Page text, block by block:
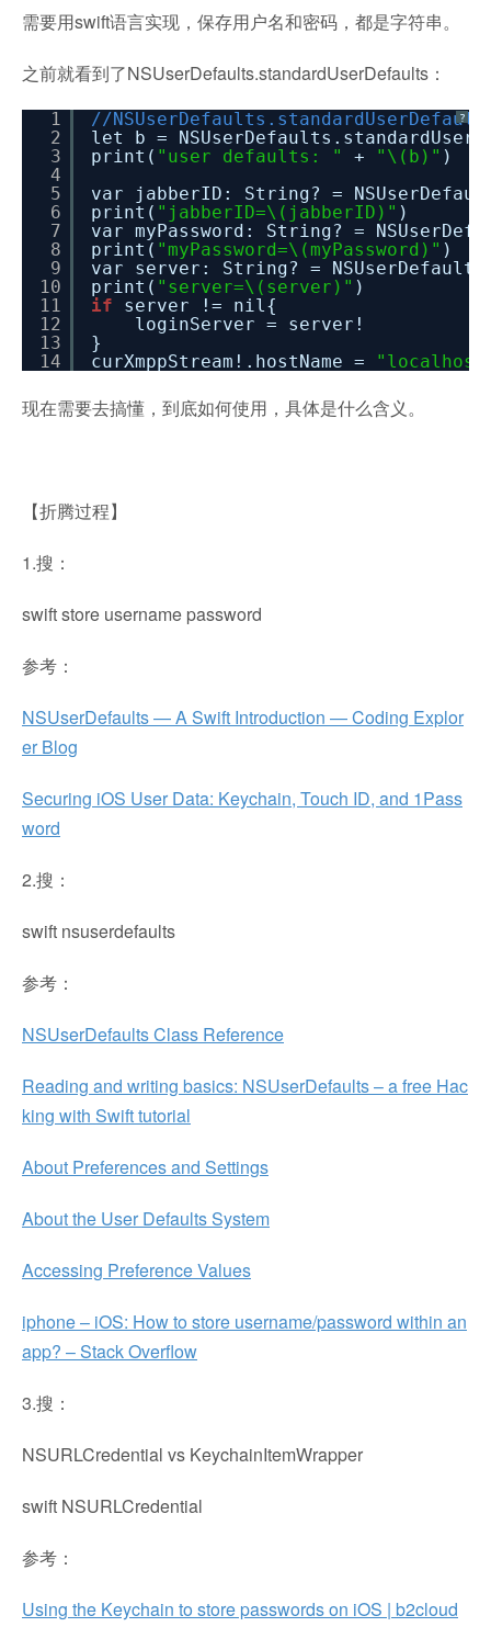
需要用swift语言实现，保存用户名和密码，都是字符串。
之前就看到了NSUserDefaults.standardUserDefaults：
?
1
2
3
4
5
6
7
8
9
10
11
12
13
14
//
let b =
print( "user defaults: " + "\(b)" )
var jabberID: String? =
print( "jabberID=\(jabberID)" )
var myPassword: String? =
print( "myPassword=\(myPassword)" )
var server: String? =
print( "server=\(server)" )
if
server != nil{
loginServer = server!
}
curXmppStream!.hostName =
现在需要去搞懂，到底如何使用，具体是什么含义。
【折腾过程】
1.搜：
swift store username password
参考：
NSUserDefaults — A Swift Introduction — Coding Explor
er Blog
Securing iOS User Data: Keychain, Touch ID, and 1Pass
word
2.搜：
swift nsuserdefaults
参考：
NSUserDefaults Class Reference
Reading and writing basics: NSUserDefaults – a free Hac
king with Swift tutorial
About Preferences and Settings
About the User Defaults System
Accessing Preference Values
iphone – iOS: How to store username/password within an
app? – Stack Overflow
3.搜：
NSURLCredential vs KeychainItemWrapper
swift NSURLCredential
参考：
Using the Keychain to store passwords on iOS | b2cloud